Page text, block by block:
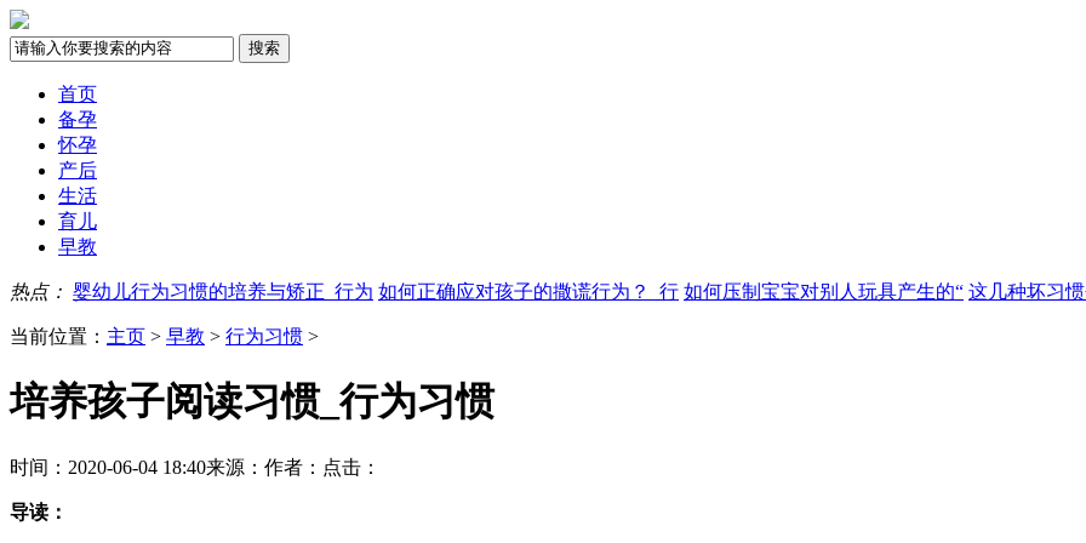
首页
备孕
怀孕
产后
生活
育儿
早教
热点： 婴幼儿行为习惯的培养与矫正_行为 如何正确应对孩子的撒谎行为？_行 如何压制宝宝对别人玩具产生的“ 这几种坏习
当前位置： 主页 > 早教 > 行为习惯 >
培养孩子阅读习惯_行为习惯
时间：2020-06-04 18:40来源： 作者： 点击：
导读：